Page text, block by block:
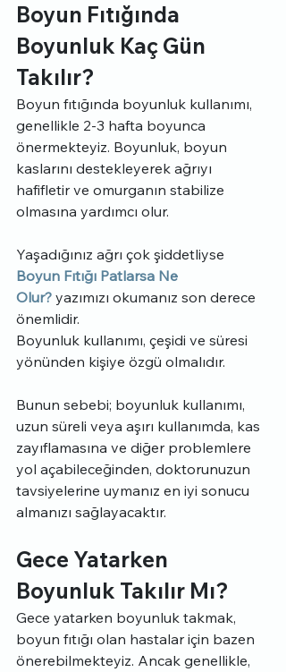
Boyun Fıtığında
Boyunluk Kaç Gün
Takılır?
Boyun fıtığında boyunluk kullanımı,
genellikle 2-3 hafta boyunca
önermekteyiz. Boyunluk, boyun
kaslarını destekleyerek ağrıyı
hafifletir ve omurganın stabilize
olmasına yardımcı olur.
Yaşadığınız ağrı çok şiddetliyse
Boyun Fıtığı Patlarsa Ne
Olur? yazımızı okumanız son derece
önemlidir.
Boyunluk kullanımı, çeşidi ve süresi
yönünden kişiye özgü olmalıdır.
Bunun sebebi; boyunluk kullanımı,
uzun süreli veya aşırı kullanımda, kas
zayıflamasına ve diğer problemlere
yol açabileceğinden, doktorunuzun
tavsiyelerine uymanız en iyi sonucu
almanızı sağlayacaktır.
Gece Yatarken
Boyunluk Takılır Mı?
Gece yatarken boyunluk takmak,
boyun fıtığı olan hastalar için bazen
önerebilmekteyiz. Ancak genellikle,